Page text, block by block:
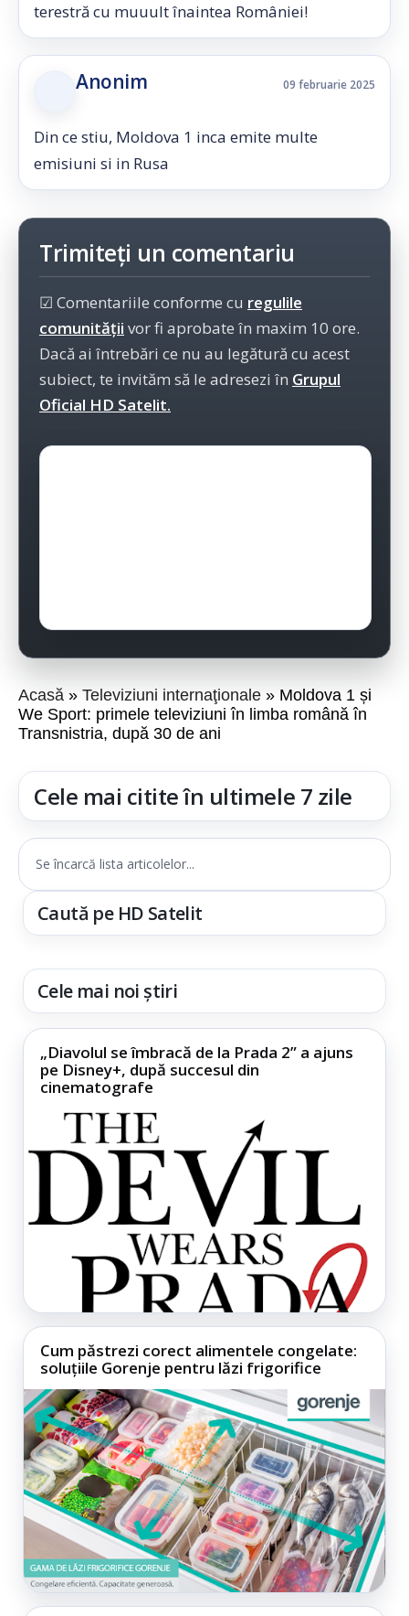
terestră cu muuult înaintea României!
Anonim 09 februarie 2025
Din ce stiu, Moldova 1 inca emite multe
emisiuni si in Rusa
Trimiteți un comentariu
☑ Comentariile conforme cu regulile
comunității vor fi aprobate în maxim 10 ore.
Dacă ai întrebări ce nu au legătură cu acest
subiect, te invităm să le adresezi în Grupul
Oficial HD Satelit.
Acasă Televiziuni internaţionale
Moldova 1 și
We Sport: primele televiziuni în limba română în
Transnistria, după 30 de ani
Cele mai citite în ultimele 7 zile
Se încarcă lista articolelor...
Caută pe HD Satelit
Cele mai noi știri
„Diavolul se îmbracă de la Prada 2” a ajuns
pe Disney+, după succesul din
cinematografe
Cum păstrezi corect alimentele congelate:
soluțiile Gorenje pentru lăzi frigorifice